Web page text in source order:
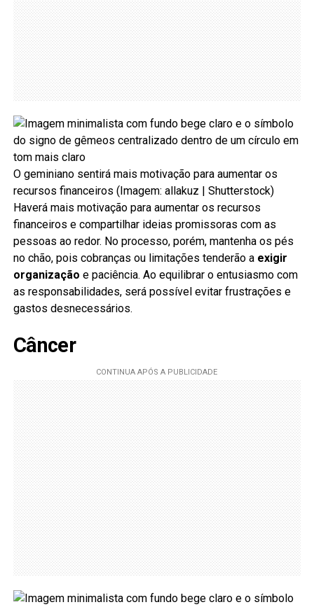
O geminiano sentirá mais motivação para aumentar os
recursos financeiros (Imagem: allakuz | Shutterstock)
Haverá mais motivação para aumentar os recursos
financeiros e compartilhar ideias promissoras com as
pessoas ao redor. No processo, porém, mantenha os pés
no chão, pois cobranças ou limitações tenderão a exigir
organização e paciência. Ao equilibrar o entusiasmo com
as responsabilidades, será possível evitar frustrações e
gastos desnecessários.
Câncer